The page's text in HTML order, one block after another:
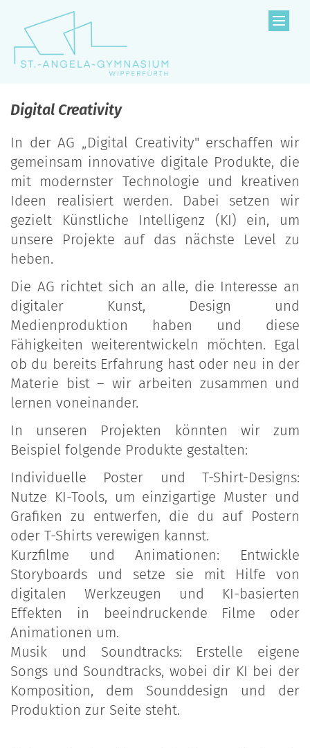
Zum Inhalt springen
Digital Creativity
In der AG „Digital Creativity" erschaffen wir
gemeinsam innovative digitale Produkte, die
mit modernster Technologie und kreativen
Ideen realisiert werden. Dabei setzen wir
gezielt Künstliche Intelligenz (KI) ein, um
unsere Projekte auf das nächste Level zu
heben.
Die AG richtet sich an alle, die Interesse an
digitaler Kunst, Design und
Medienproduktion haben und diese
Fähigkeiten weiterentwickeln möchten. Egal
ob du bereits Erfahrung hast oder neu in der
Materie bist – wir arbeiten zusammen und
lernen voneinander.
In unseren Projekten könnten wir zum
Beispiel folgende Produkte gestalten:
Individuelle Poster und T-Shirt-Designs:
Nutze KI-Tools, um einzigartige Muster und
Grafiken zu entwerfen, die du auf Postern
oder T-Shirts verewigen kannst.
Kurzfilme und Animationen: Entwickle
Storyboards und setze sie mit Hilfe von
digitalen Werkzeugen und KI-basierten
Effekten in beeindruckende Filme oder
Animationen um.
Musik und Soundtracks: Erstelle eigene
Songs und Soundtracks, wobei dir KI bei der
Komposition, dem Sounddesign und der
Produktion zur Seite steht.